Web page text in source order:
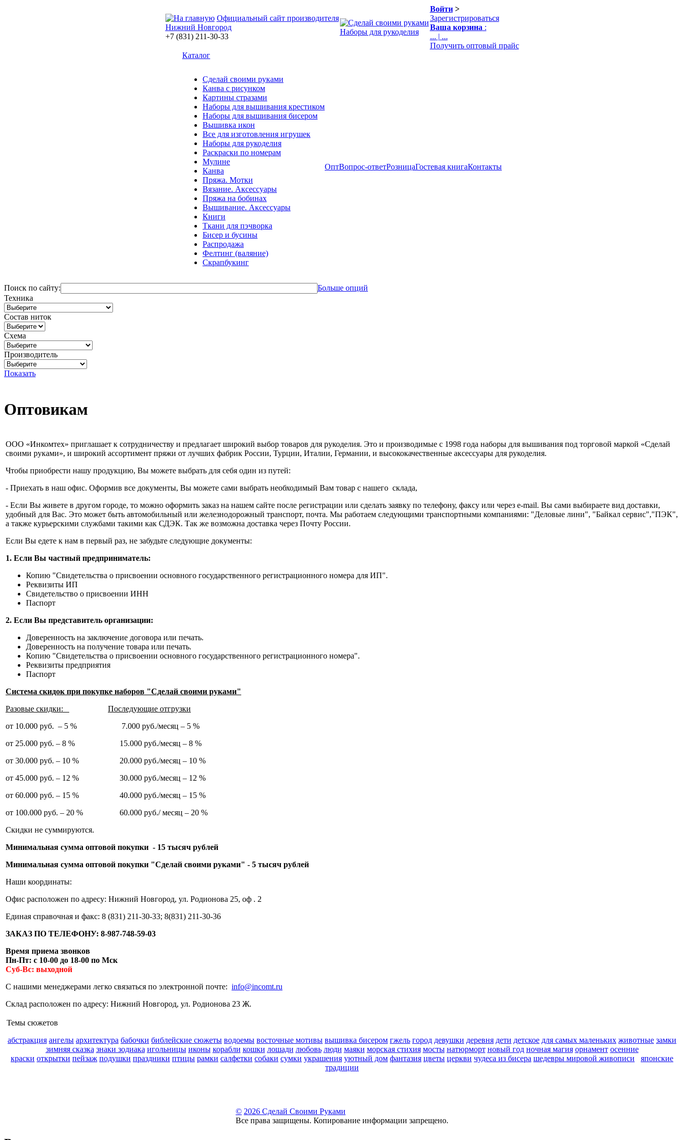
Официальный сайт производителя
Нижний Новгород
+7 (831) 211-30-33
Наборы для рукоделия
Войти>
Зарегистрироваться
Ваша корзина :
... | ...
Получить оптовый прайс
Каталог
Сделай своими руками
Канва с рисунком
Картины стразами
Наборы для вышивания крестиком
Наборы для вышивания бисером
Вышивка икон
Все для изготовления игрушек
Наборы для рукоделия
Раскраски по номерам
Мулине
Канва
Пряжа. Мотки
Вязание. Аксессуары
Пряжа на бобинах
Вышивание. Аксессуары
Книги
Ткани для пэчворка
Бисер и бусины
Распродажа
Фелтинг (валяние)
Скрапбукинг
ОптВопрос-ответРозницаГостевая книгаКонтакты
Поиск по сайту:
Больше опций
Техника
Состав ниток
Схема
Производитель
Показать
Оптовикам
ООО «Инкомтех» приглашает к сотрудничеству и предлагает широкий выбор товаров для рукоделия. Это и производимые с 1998 года наборы для вышивания под торговой маркой «Сделай
своими руками», и широкий ассортимент пряжи от лучших фабрик России, Турции, Италии, Германии, и высококачественные аксессуары для рукоделия.
Чтобы приобрести нашу продукцию, Вы можете выбрать для себя один из путей:
- Приехать в наш офис. Оформив все документы, Вы можете сами выбрать необходимый Вам товар с нашего склада,
- Если Вы живете в другом городе, то можно оформить заказ на нашем сайте после регистрации или сделать заявку по телефону, факсу или через е-mail. Вы сами выбираете вид доставки,
удобный для Вас. Это может быть автомобильный или железнодорожный транспорт, почта. Мы работаем следующими транспортными компаниями: "Деловые лини", "Байкал сервис","ПЭК",
а также курьерскими службами такими как СДЭК. Так же возможна доставка через Почту России.
Если Вы едете к нам в первый раз, не забудьте следующие документы:
1. Если Вы частный предприниматель:
Копию "Свидетельства о присвоении основного государственного регистрационного номера для ИП".
Реквизиты ИП
Свидетельство о присвоении ИНН
Паспорт
2. Если Вы представитель организации:
Доверенность на заключение договора или печать.
Доверенность на получение товара или печать.
Копию "Свидетельства о присвоении основного государственного регистрационного номера".
Реквизиты предприятия
Паспорт
Система скидок при покупке наборов "Сделай своими руками"
Разовые скидки:
Последующие отгрузки
от 10.000 руб. – 5 % 7.000 руб./месяц – 5 %
от 25.000 руб. – 8 % 15.000 руб./месяц – 8 %
от 30.000 руб. – 10 % 20.000 руб./месяц – 10 %
от 45.000 руб. – 12 % 30.000 руб./месяц – 12 %
от 60.000 руб. – 15 % 40.000 руб./месяц – 15 %
от 100.000 руб. – 20 % 60.000 руб./ месяц – 20 %
Скидки не суммируются.
Минимальная сумма оптовой покупки - 15 тысяч рублей
Минимальная сумма оптовой покупки "Сделай своими руками" - 5 тысяч рублей
Наши координаты:
Офис расположен по адресу: Нижний Новгород, ул. Родионова 25, оф . 2
Единая справочная и факс: 8 (831) 211-30-33; 8(831) 211-30-36
ЗАКАЗ ПО ТЕЛЕФОНУ: 8-987-748-59-03
Время приема звонков
Пн-Пт: с 10-00 до 18-00 по Мск
Суб-Вс: выходной
C нашими менеджерами легко связаться по электронной почте: info@incomt.ru
Склад расположен по адресу: Нижний Новгород, ул. Родионова 23 Ж.
Темы сюжетов
абстракция ангелы архитектура бабочки библейские сюжеты водоемы восточные мотивы вышивка бисером гжель город девушки деревня дети детское для самых маленьких животные замки
зимняя сказка знаки зодиака игольницы иконы корабли кошки лошади любовь люди маяки морская стихия мосты натюрморт новый год ночная магия орнамент осенние
краски открытки пейзаж подушки праздники птицы рамки салфетки собаки сумки украшения уютный дом фантазия цветы церкви чудеса из бисера шедевры мировой живописи
японские
традиции
© 2026 Сделай Своими Руками
Все права защищены. Копирование информации запрещено.